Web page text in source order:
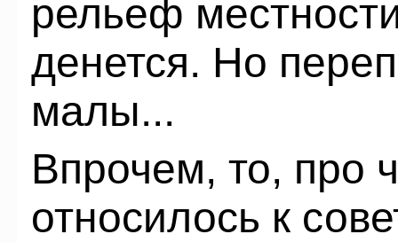
рельеф
денется. Но
малы...
Впрочем, то, про
относилось к